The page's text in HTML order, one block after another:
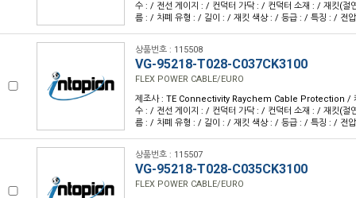
수 : / 전선 게이지 : / 컨덕터 가닥 : / 컨덕터 소재 : / 재킷(절
름 : / 차폐 유형 : / 길이 : / 재킷 색상 : / 등급 : / 특징 : / 전
상품번호 : 115508
VG-95218-T028-C037CK3100
FLEX POWER CABLE/EURO
제조사 : TE Connectivity Raychem Cable Protection /
수 : / 전선 게이지 : / 컨덕터 가닥 : / 컨덕터 소재 : / 재킷(절
름 : / 차폐 유형 : / 길이 : / 재킷 색상 : / 등급 : / 특징 : / 전
상품번호 : 115507
VG-95218-T028-C035CK3100
FLEX POWER CABLE/EURO